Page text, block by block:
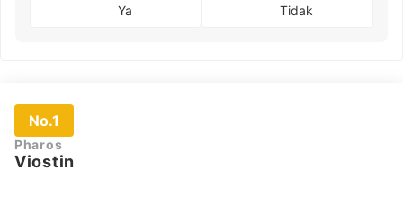
Ya Tidak
No.1
Pharos
Viostin